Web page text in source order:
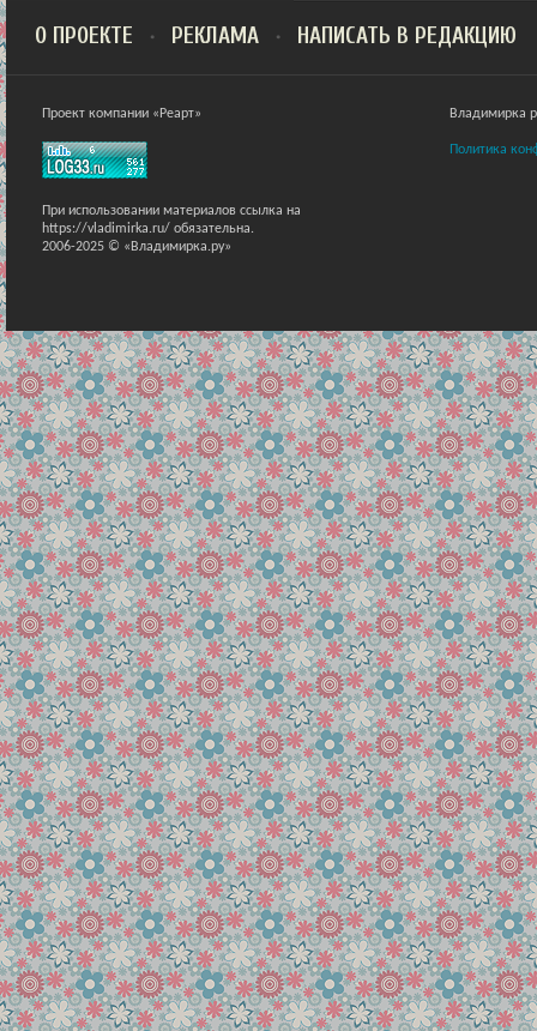
О ПРОЕКТЕ РЕКЛАМА НАПИСАТЬ В РЕДАКЦИЮ
Проект компании «Реарт»
При использовании материалов ссылка на
https://vladimirka.ru/ обязательна.
2006-2025 © «Владимирка.ру»
Владимирка
Политика